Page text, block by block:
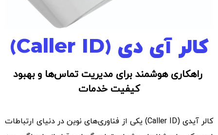
کالر آی دی (Caller ID)
راهکاری هوشمند برای مدیریت تماس‌ها و بهبود
کیفیت خدمات
کالر آیدی (Caller ID) یکی از فناوری‌های نوین در دنیای ارتباطات